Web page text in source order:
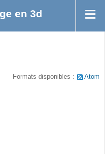
en 3d
Formats disponibles : Atom